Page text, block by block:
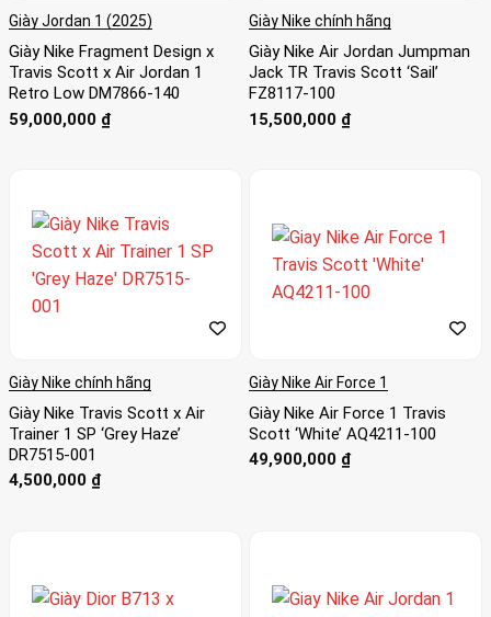
Giày Jordan 1 (2025)
Giày Nike Fragment Design x
Travis Scott x Air Jordan 1
Retro Low DM7866-140
59,000,000 ₫
Giày Nike chính hãng
Giày Nike Air Jordan Jumpman
Jack TR Travis Scott ‘Sail’
FZ8117-100
15,500,000 ₫
Giày Nike chính hãng
Giày Nike Travis Scott x Air
Trainer 1 SP ‘Grey Haze’
DR7515-001
4,500,000 ₫
Giày Nike Air Force 1
Giày Nike Air Force 1 Travis
Scott ‘White’ AQ4211-100
49,900,000 ₫